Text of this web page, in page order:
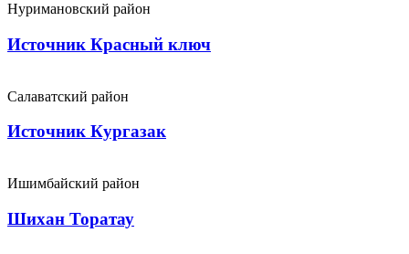
Нуримановский район
Источник Красный ключ
Салаватский район
Источник Кургазак
Ишимбайский район
Шихан Торатау